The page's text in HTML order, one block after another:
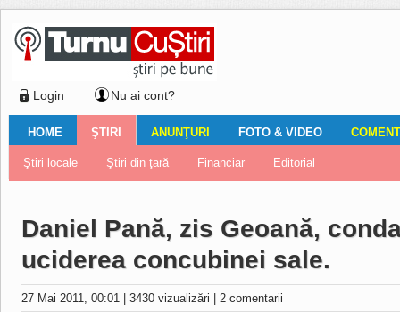
Login Nu ai cont?
HOME
Ştiri locale Turnaţi aici! Nemulţumirile localnicilor
ŞTIRI
Ştiri locale Ştiri din ţară Financiar Editorial
ANUNŢURI
Imobiliare Auto Închirieri Vânzări Locuri de muncă
FOTO & VIDEO
Galerii Foto Galerii video
Comentariul zilei
Daniel Pană, zis Geoană,
uciderea concubinei sale.
27 Mai 2011, 00:01 3430 vizualizări 2 comentarii